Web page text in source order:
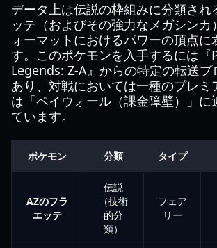
データ上は伝説の枠組みに分類され
ッテ（およびその強力なメガシンカ
ォーマットにおけるパワーの頂点に
す。このポケモンを入手するには
Legends: Z-A』からの特定の転送プ
あり、対戦においては一種のプレミ
は「ペイウォール（課金障壁）」に
ています。
ポケモン 分類 タイプ
AZのフラ
エッテ
伝説
（技術
的分
類）
フェア
リー